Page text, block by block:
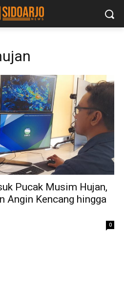
Pucak Musim Hujan,
Angin Kencang hingga
0